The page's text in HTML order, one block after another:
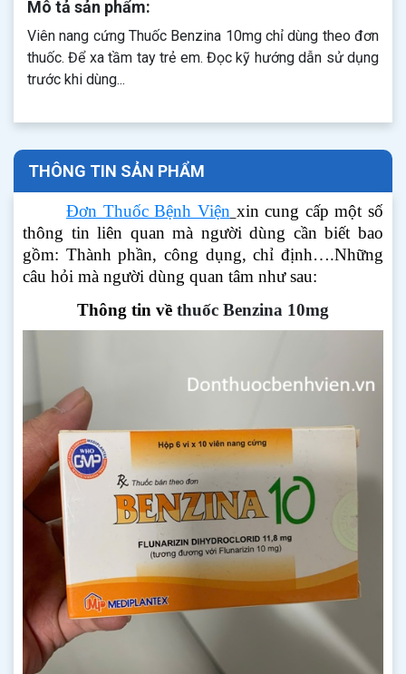
Mô tả sản phẩm:
Viên nang cứng Thuốc Benzina 10mg chỉ dùng theo đơn
thuốc. Để xa tầm tay trẻ em. Đọc kỹ hướng dẫn sử dụng
trước khi dùng...
THÔNG TIN SẢN PHẨM
Đơn Thuốc Bệnh Viện xin cung cấp một số
thông tin liên quan mà người dùng cần biết bao
gồm: Thành phần, công dụng, chỉ định….Những
câu hỏi mà người dùng quan tâm như sau:
Thông tin về thuốc Benzina 10mg